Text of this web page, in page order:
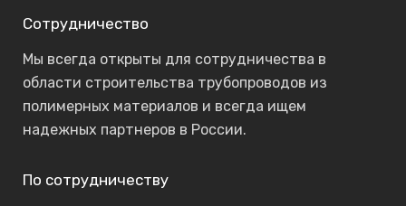
Сотрудничество
Мы всегда открыты для сотрудничества в
области строительства трубопроводов из
полимерных материалов и всегда ищем
надежных партнеров в России.
По сотрудничеству